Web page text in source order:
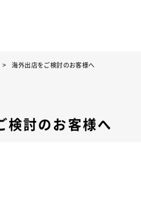
海外出店をご検討のお客様へ
検討のお客様へ